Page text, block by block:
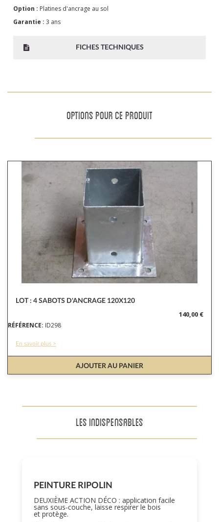
Option : Platines d'ancrage au sol
Garantie : 3 ans
FICHES TECHNIQUES
OPTIONS POUR CE PRODUIT
LOT : 4 SABOTS D'ANCRAGE 120X120
140,00 €
RÉFÉRENCE: ID298
En savoir plus >
AJOUTER AU PANIER
LES INDISPENSABLES
PEINTURE RIPOLIN
DEUXIÈME ACTION DÉCO : application facile
sans sous-couche, laisse respirer le bois
et protège.